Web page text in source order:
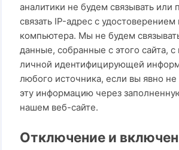
аналитики не будем связывать или
связать IP-адрес с удостоверением
компьютера. Мы не будем
данные, собранные с этого сайта,
личной идентифицирующей
любого источника, если вы явно не
эту информацию через
нашем веб-сайте.
Отключение и